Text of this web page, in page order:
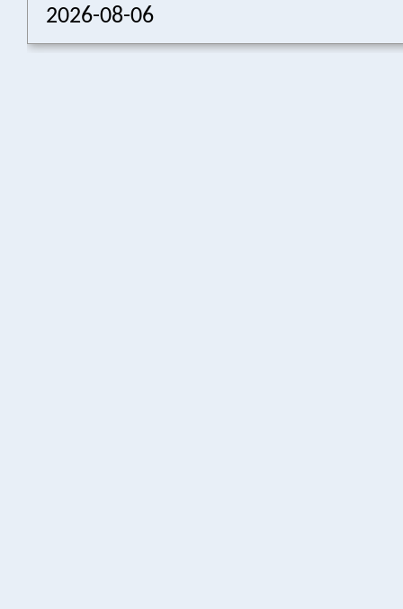
2026-08-06